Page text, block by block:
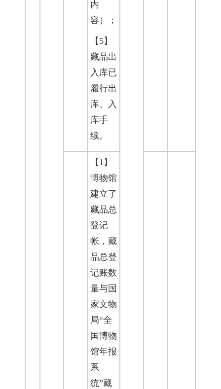
内
容）；
【5】
藏品出
入库已
履行出
库、入
库手
续。
【1】
博物馆
建立了
藏品总
登记
帐，藏
品总登
记账数
量与国
家文物
局“全
国博物
馆年报
系
统”藏